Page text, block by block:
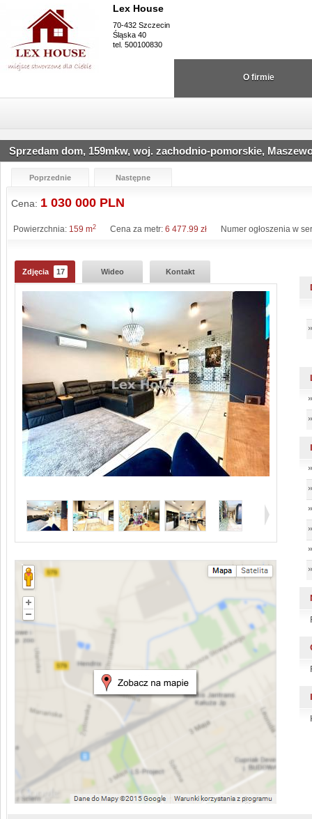
Lex House
70-432 Szczecin
Śląska 40
tel. 500100830
O firmie
Sprzedam dom, 159mkw, woj. zachodnio-pomorskie,
Poprzednie Następne
Cena: 1 030 000 PLN
Powierzchnia: 159 m2 Cena za metr: 6 477.99 zł Numer ogłoszenia w
Zdjęcia 17 Wideo Kontakt